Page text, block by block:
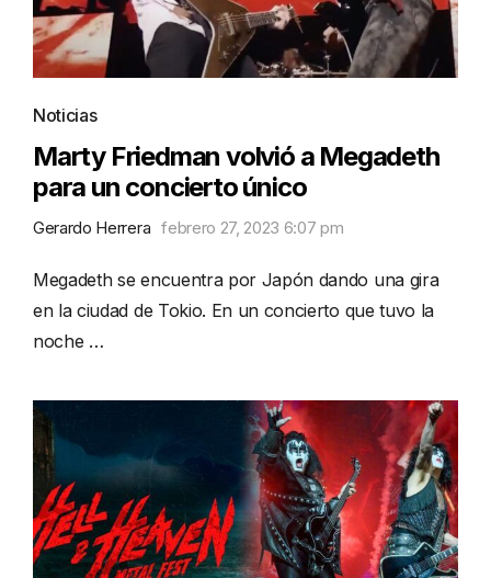
Noticias
Marty Friedman volvió a Megadeth
para un concierto único
Gerardo Herrera febrero 27, 2023 6:07 pm
Megadeth se encuentra por Japón dando una gira
en la ciudad de Tokio. En un concierto que tuvo la
noche …